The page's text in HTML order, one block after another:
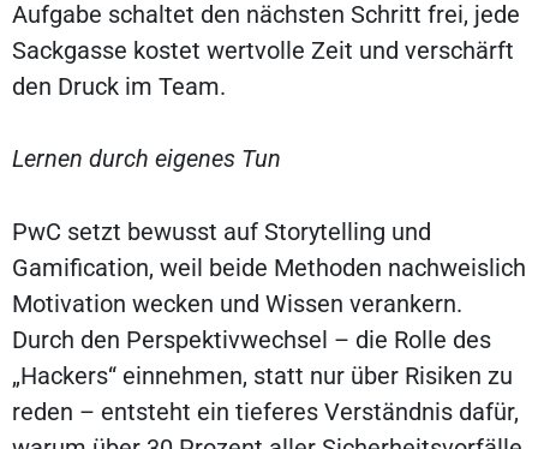
Aufgabe schaltet den nächsten Schritt frei, jede
Sackgasse kostet wertvolle Zeit und verschärft
den Druck im Team.
Lernen durch eigenes Tun
PwC setzt bewusst auf Storytelling und
Gamification, weil beide Methoden nachweislich
Motivation wecken und Wissen verankern.
Durch den Perspektivwechsel – die Rolle des
„Hackers“ einnehmen, statt nur über Risiken zu
reden – entsteht ein tieferes Verständnis dafür,